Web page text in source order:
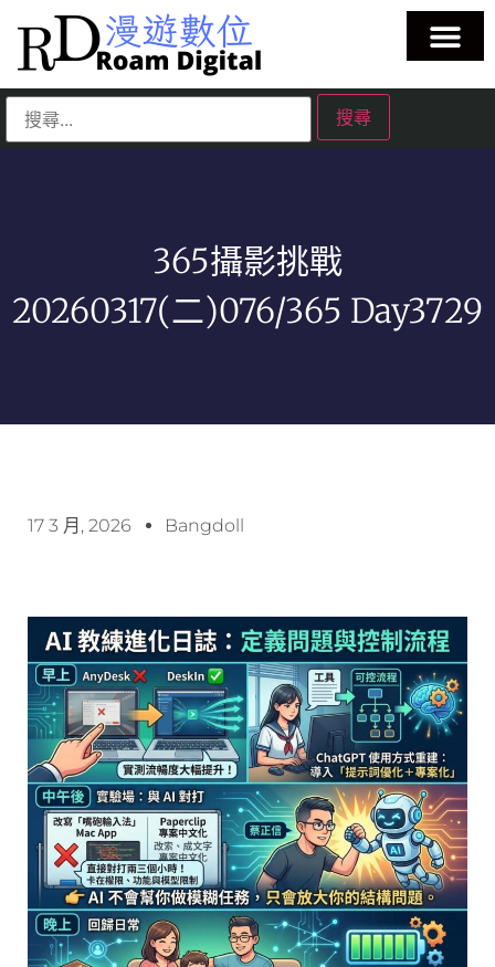
365攝影挑戰
20260317(二)076/365 Day3729
17 3 月, 2026 Bangdoll